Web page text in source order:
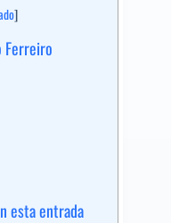
]
Ferreiro
esta entrada